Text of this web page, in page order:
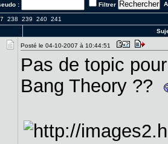
: Filtrer
238 239 240 241
Posté le 04-10-2007 à 10:44:51
Pas de topic
Bang Theory ??